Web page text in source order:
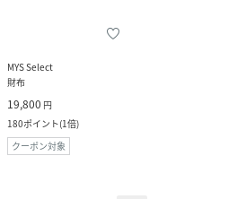
MYS Select
財布
19,800 円
180ポイント(1倍)
クーポン対象